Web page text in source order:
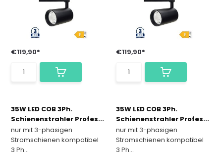
€119,90*
35W LED COB 3Ph.
Schienenstrahler Profes...
nur mit 3-phasigen
Stromschienen kompatibel
3 Ph...
€119,90*
35W LED COB 3Ph.
Schienenstrahler Profes...
nur mit 3-phasigen
Stromschienen kompatibel
3 Ph...